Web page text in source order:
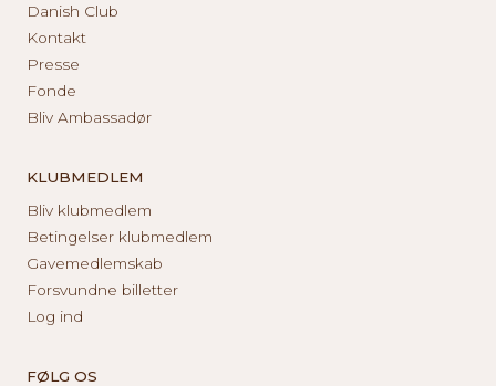
Danish Club
Kontakt
Presse
Fonde
Bliv Ambassadør
KLUBMEDLEM
Bliv klubmedlem
Betingelser klubmedlem
Gavemedlemskab
Forsvundne billetter
Log ind
FØLG OS